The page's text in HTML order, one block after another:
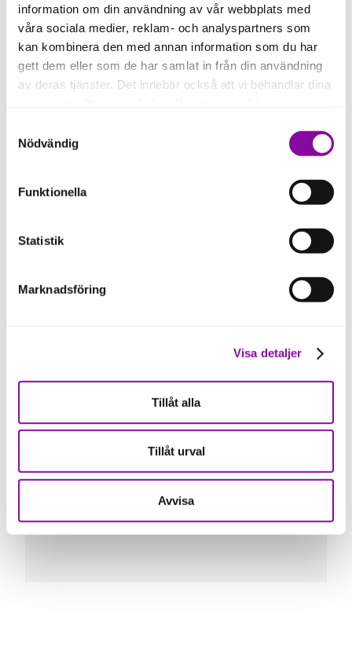
information om din användning av vår webbplats med
våra sociala medier, reklam- och analyspartners som
kan kombinera den med annan information som du har
gett dem eller som de har samlat in från din användning
av deras tjänster. Det innebär också att vi behandlar dina
Om du klickar på avvisa kommer användning av kakor
eller delning av information enligt ovan, inte att ske,
förutom för kakor som är nödvändiga för att hemsidan
ska fungera se mer under inställningar.
Nödvändig
Funktionella
Statistik
Marknadsföring
Visa detaljer
Tillåt alla
Tillåt urval
Avvisa
digitally from connected authorities and
As a business owner, Kivra lets you:
Send and receive digital mail
delivered directly to your business inbox
Reduce costs by sending mail digitally
kivra.se/en/business